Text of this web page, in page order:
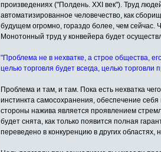
произведениях ("Полдень. XXI век"). Труд
автоматизированное человечество, как
будущем огромно, гораздо более, чем сейчас.
Монотонный труд у конвейера будет
"Проблема не в нехватке, а строе общества,
целью торговля будет всегда, целью
Проблема и там, и там. Пока есть нехватка
инстинкта самосохранения, обеспечение
стороны нажива является проявлением
будет снята, как только появится полная
переведено в конкуренцию в других